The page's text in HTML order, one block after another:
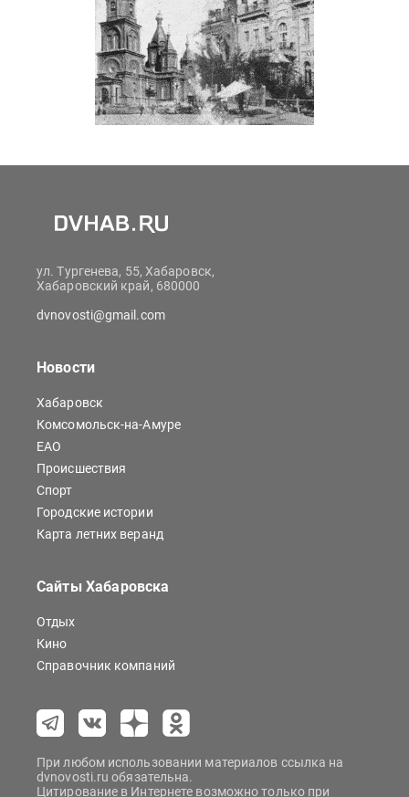
ул. Тургенева, 55, Хабаровск,
Хабаровский край, 680000
dvnovosti@gmail.com
Новости
Хабаровск
Комсомольск-на-Амуре
ЕАО
Происшествия
Спорт
Городские истории
Карта летних веранд
Сайты Хабаровска
Отдых
Кино
Справочник компаний
При любом использовании материалов ссылка на
dvnovosti.ru обязательна.
Цитирование в Интернете возможно только при